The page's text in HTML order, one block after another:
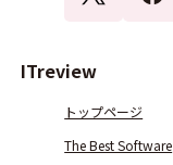
ITreview
トップページ
The Best Software